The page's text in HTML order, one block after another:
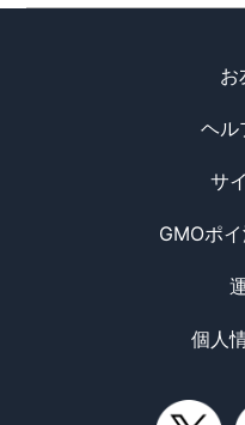
お
ヘル
サ
GMOポ
個人